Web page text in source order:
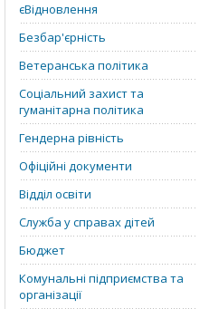
єВідновлення
Безбар'єрність
Ветеранська політика
Соціальний захист та
гуманітарна політика
Гендерна рівність
Офіційні документи
Відділ освіти
Служба у справах дітей
Бюджет
Комунальні підприємства та
організації